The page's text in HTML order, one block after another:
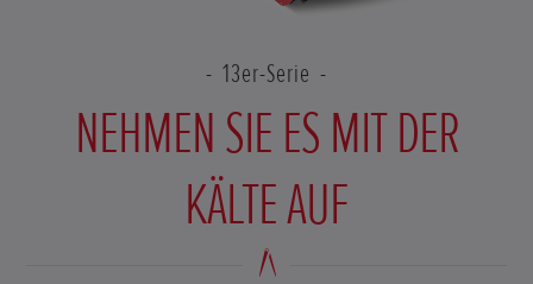
13er-Serie
NEHMEN SIE ES MIT DER
KÄLTE AUF